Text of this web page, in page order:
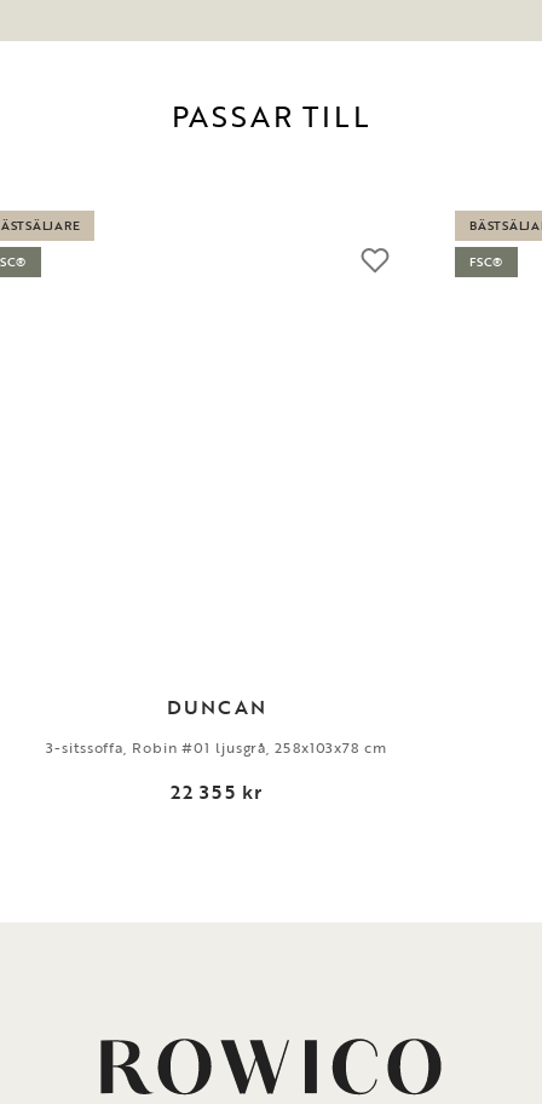
PASSAR TILL
DUNCAN
3-sitssoffa, Robin #01 ljusgrå, 258x103x78 cm
22 355 kr
FSC®